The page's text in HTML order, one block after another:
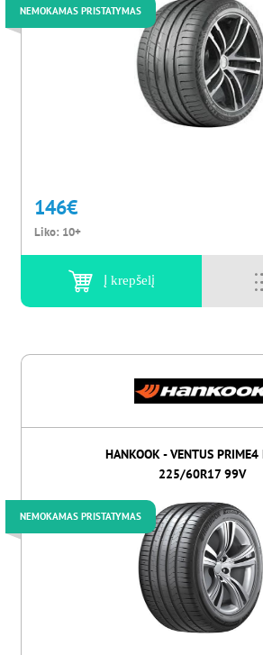
NEMOKAMAS PRISTATYMAS
146€
Liko: 10+
Į krepšelį
HANKOOK - VENTUS
225/60R17 99V
NEMOKAMAS PRISTATYMAS